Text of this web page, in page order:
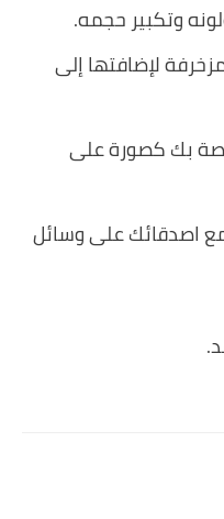
وتكبير حجمه.
لإضافتها إلى
بك كصورة على
اصدقائك على وسائل